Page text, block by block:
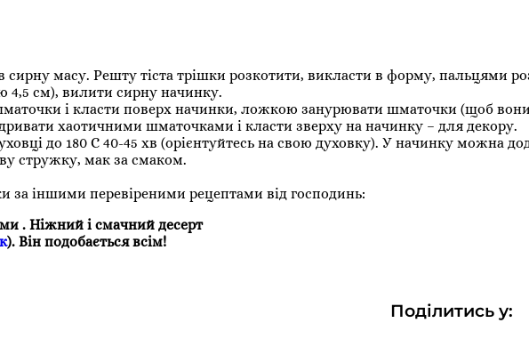
сирну масу. Решту тіста трішки розкотити, викласти в форму, пальцями
4,5 см), вилити сирну начинку.
і класти поверх начинки, ложкою занурювати шматочки (щоб
хаотичними шматочками і класти зверху на начинку – для декору.
до 180 С 40-45 хв (орієнтуйтесь на свою духовку). У начинку можна
стружку, мак за смаком.
за іншими перевіреними рецептами від господинь:
. Ніжний і смачний десерт
). Він подобається всім!
Поділитись у: